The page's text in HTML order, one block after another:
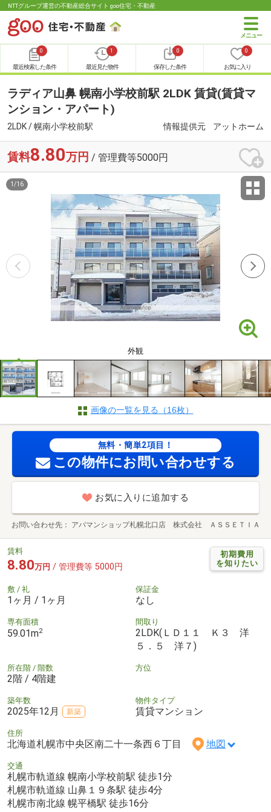
NTTグループ運営の不動産総合サイト goo住宅・不動産
0
最近検索した条件
1
最近見た物件
0
保存した条件
0
お気に入り
ラディア山鼻 幌南小学校前駅 2LDK 賃貸(賃貸マ
ンション・アパート)
2LDK / 幌南小学校前駅 情報提供元 アットホーム
賃料8.80万円 / 管理費等5000円
外観
1 /16
画像の一覧を見る（16枚）
無料・簡単2項目！
この物件にお問い合わせする
お気に入りに追加する
お問い合わせ先 アパマンショップ札幌北口店 株式会社 ＡＳＳＥＴＩＡ
初期費用
を知りたい
賃料
8.80万円 / 管理費等 5000円
敷 / 礼
1ヶ月 / 1ヶ月
保証金
なし
専有面積
59.01m2
間取り
2LDK(ＬＤ１１ Ｋ３ 洋
５．５ 洋７)
所在階 / 階数
2階 / 4階建
方位
築年数
2025年12月 新築
物件タイプ
賃貸マンション
住所
北海道札幌市中央区南二十一条西６丁目 地図
交通
札幌市軌道線 幌南小学校前駅 徒歩1分
札幌市軌道線 山鼻１９条駅 徒歩4分
札幌市南北線 幌平橋駅 徒歩16分